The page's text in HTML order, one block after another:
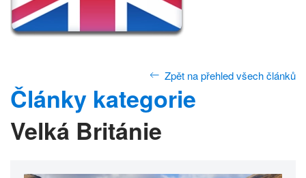
Zpět na přehled všech článků
Články kategorie
Velká Británie